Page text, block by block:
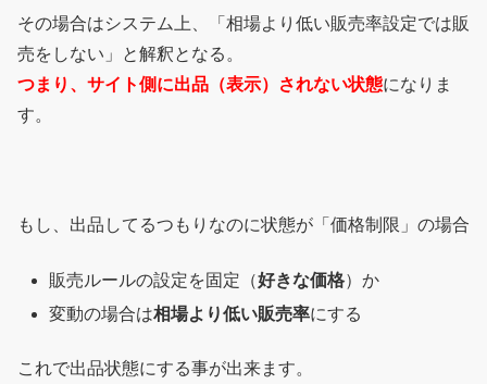
その場合はシステム上、「相場より低い販売率設定では販
売をしない」と解釈となる。
つまり、サイト側に出品（表示）されない状態になりま
す。
もし、出品してるつもりなのに状態が「価格制限」の場合
販売ルールの設定を固定（好きな価格）か
変動の場合は相場より低い販売率にする
これで出品状態にする事が出来ます。